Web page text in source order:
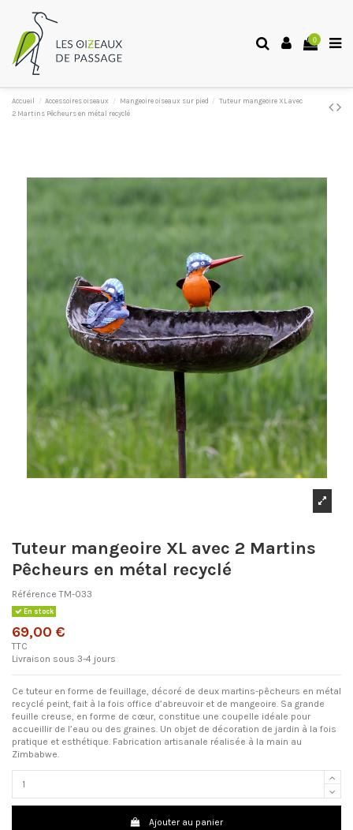
0
Accueil Accessoires oiseaux Mangeoire oiseaux sur pied
Tuteur mangeoire XL avec
2 Martins Pêcheurs en métal recyclé
Tuteur mangeoire XL avec 2 Martins
Pêcheurs en métal recyclé
Référence TM-033
En stock
69,00 €
TTC
Livraison sous 3-4 jours
Ce tuteur en forme de feuillage, décoré de deux martins-pêcheurs en métal
recyclé peint, fait à la fois office d’abreuvoir et de mangeoire. Sa grande
feuille creuse, en forme de cœur, constitue une coupelle idéale pour
accueillir de l’eau ou des graines. Un objet de décoration de jardin à la fois
pratique et esthétique. Fabrication artisanale réalisée à la main au
Zimbabwe.
Ajouter au panier